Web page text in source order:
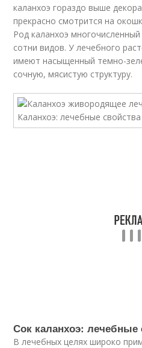
каланхоэ гораздо выше
прекрасно смотрится на
Род каланхоэ
сотни видов. У лечебного
имеют насыщенный темно-
сочную, мясистую структуру.
Сок каланхоэ: лечебные
В лечебных целях широко